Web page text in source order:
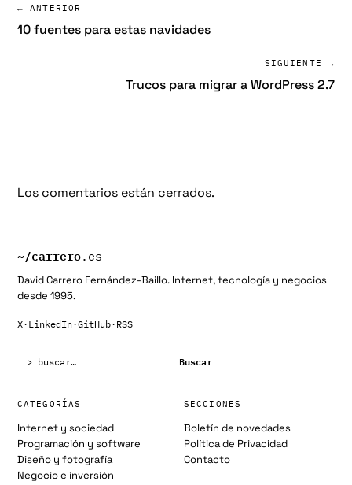
← ANTERIOR
10 fuentes para estas navidades
SIGUIENTE →
Trucos para migrar a WordPress 2.7
Los comentarios están cerrados.
~/carrero.es
David Carrero Fernández-Baillo. Internet, tecnología y negocios
desde 1995.
X· LinkedIn·GitHub· RSS
Buscar
CATEGORÍAS
Internet y sociedad
Programación y software
Diseño y fotografía
Negocio e inversión
SECCIONES
Boletín de novedades
Política de Privacidad
Contacto